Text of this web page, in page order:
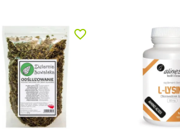
favorite_border